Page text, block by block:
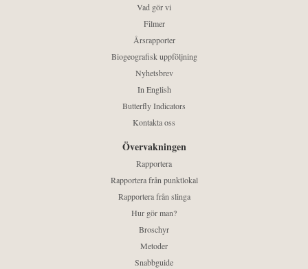
Vad gör vi
Filmer
Årsrapporter
Biogeografisk uppföljning
Nyhetsbrev
In English
Butterfly Indicators
Kontakta oss
Övervakningen
Rapportera
Rapportera från punktlokal
Rapportera från slinga
Hur gör man?
Broschyr
Metoder
Snabbguide